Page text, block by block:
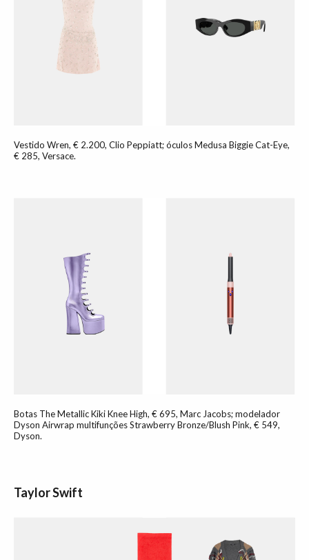
Vestido Wren, € 2.200, Clio Peppiatt; óculos Medusa Biggie Cat-Eye,
€ 285, Versace.
Botas The Metallic Kiki Knee High, € 695, Marc Jacobs; modelador
Dyson Airwrap multifunções Strawberry Bronze/Blush Pink, € 549,
Dyson.
Taylor Swift